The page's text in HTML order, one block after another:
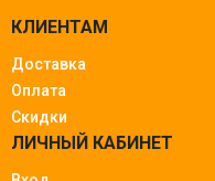
КЛИЕНТАМ
Доставка
Оплата
Скидки
ЛИЧНЫЙ КАБИНЕТ